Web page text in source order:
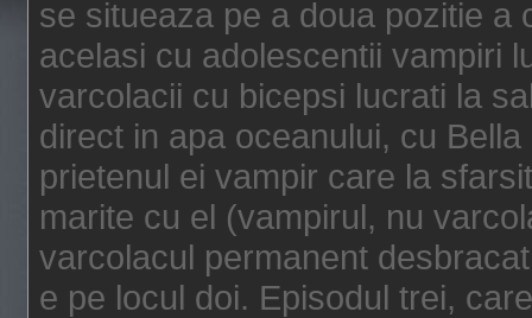
se situeaza pe a doua pozitie a
acelasi cu adolescentii vampiri
varcolacii cu bicepsi lucrati la
direct in apa oceanului, cu
prietenul ei vampir care la
marite cu el (vampirul, nu
varcolacul permanent
e pe locul doi. Episodul trei,